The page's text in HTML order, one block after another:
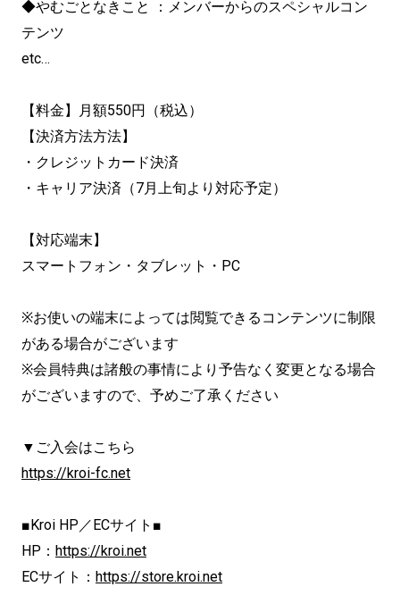
◆やむごとなきこと ：メンバーからのスペシャルコン
テンツ
etc…
【料金】月額550円（税込）
【決済方法方法】
・クレジットカード決済
・キャリア決済（7月上旬より対応予定）
【対応端末】
スマートフォン・タブレット・PC
※お使いの端末によっては閲覧できるコンテンツに制限
がある場合がございます
※会員特典は諸般の事情により予告なく変更となる場合
がございますので、予めご了承ください
▼ご入会はこちら
https://kroi-fc.net
■Kroi HP／ECサイト■
HP： https://kroi.net
ECサイト： https://store.kroi.net